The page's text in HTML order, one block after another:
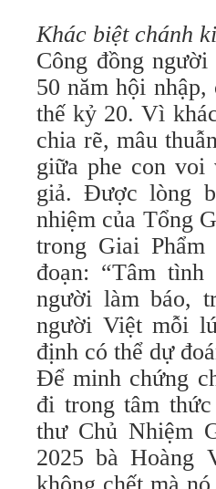
Khác biệt chánh
Công đồng
50 năm hội
thế kỷ 20. Vì
chia rẽ, mâu
giữa phe con
giả. Được lòng
nhiệm của Tổng
trong Giai
đoạn: “Tâm
người làm báo,
người Việt mỗi
định có thể dự
Để minh chứng
đi trong tâm
thư Chủ Nhiệm
2025 bà Hoàng